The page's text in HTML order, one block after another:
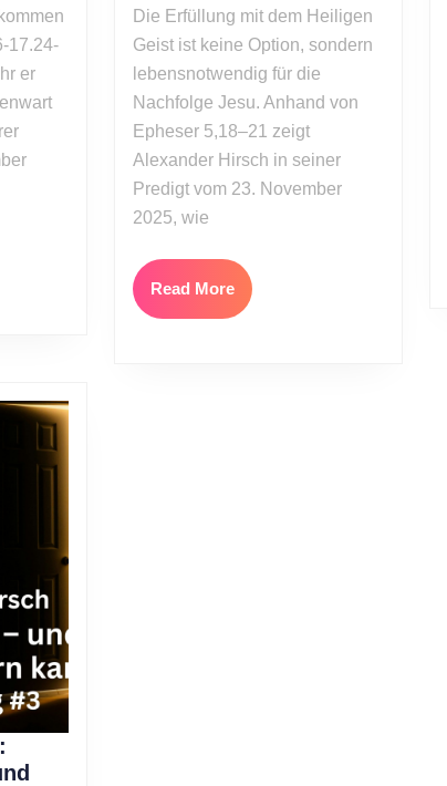
…
und
schweigt
(Gegenwärtig,
17.24-
er
Geist
erfüllen
(Gegenwärtig,
Teil
6)
Die Erfüllung mit dem Heiligen
Geist ist keine Option, sondern
lebensnotwendig für die
Nachfolge Jesu. Anhand von
Epheser 5,18–21 zeigt
Alexander Hirsch in seiner
Predigt vom 23. November
2025, wie
Read MoreRead
More